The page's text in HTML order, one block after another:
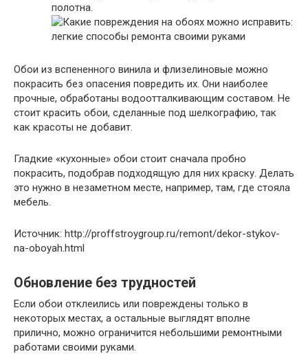
полотна.
Обои из вспененного винила и флизелиновые можно
покрасить без опасения повредить их. Они наиболее
прочные, обработаны водоотталкивающим составом. Не
стоит красить обои, сделанные под шелкографию, так
как красоты не добавит.
Гладкие «кухонные» обои стоит сначала пробно
покрасить, подобрав подходящую для них краску. Делать
это нужно в незаметном месте, например, там, где стояла
мебель.
Источник: http://proffstroygroup.ru/remont/dekor-stykov-
na-oboyah.html
Обновление без трудностей
Если обои отклеились или повреждены только в
некоторых местах, а остальные выглядят вполне
прилично, можно ограничится небольшими ремонтными
работами своими руками.